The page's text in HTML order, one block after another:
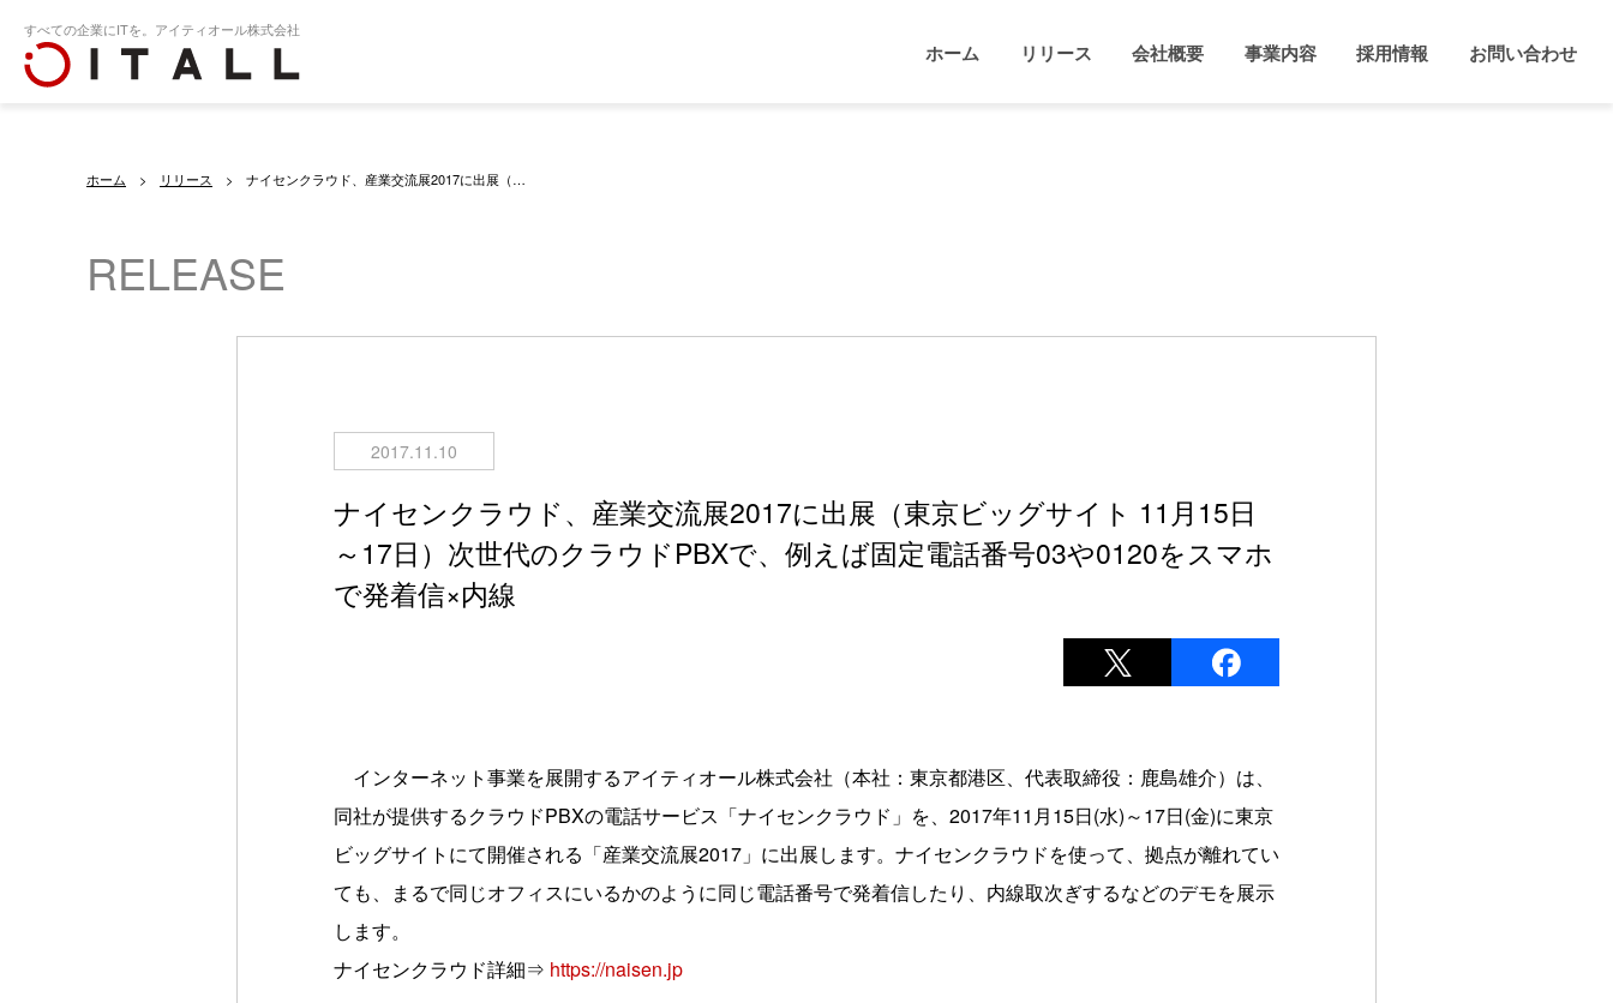
すべての企業にITを。アイティオール株式会社
ホーム リリース 会社概要 事業内容 採用情報 お問い合わせ
ホーム リリース ナイセンクラウド、産業交流展2017に出展（…
RELEASE
2017.11.10
ナイセンクラウド、産業交流展2017に出展（東京ビッグサイト 11月15日
～17日）次世代のクラウドPBXで、例えば固定電話番号03や0120をスマホ
で発着信×内線
インターネット事業を展開するアイティオール株式会社（本社：東京都港区、代表取締役：鹿島雄介）は、
同社が提供するクラウドPBXの電話サービス「ナイセンクラウド」を、2017年11月15日(水)～17日(金)に東京
ビッグサイトにて開催される「産業交流展2017」に出展します。ナイセンクラウドを使って、拠点が離れてい
ても、まるで同じオフィスにいるかのように同じ電話番号で発着信したり、内線取次ぎするなどのデモを展示
します。
ナイセンクラウド詳細⇒ https://naisen.jp